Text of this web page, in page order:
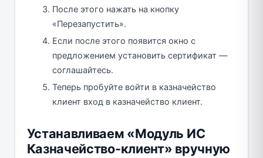
После этого нажать на кнопку
«Перезапустить».
Если после этого появится окно с
предложением установить сертификат —
соглашайтесь.
Теперь пробуйте войти в казначейство
клиент вход в казначейство клиент.
Устанавливаем «Модуль ИС
Казначейство-клиент» вручную